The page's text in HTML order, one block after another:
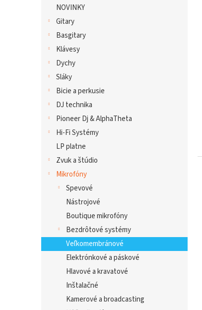
NOVINKY
Gitary
Basgitary
Klávesy
Dychy
Sláky
Bicie a perkusie
DJ technika
Pioneer Dj & AlphaTheta
Hi-Fi Systémy
LP platne
Zvuk a štúdio
Mikrofóny
Spevové
Nástrojové
Boutique mikrofóny
Bezdrôtové systémy
Veľkomembránové
Elektrónkové a páskové
Hlavové a kravatové
Inštalačné
Kamerové a broadcasting